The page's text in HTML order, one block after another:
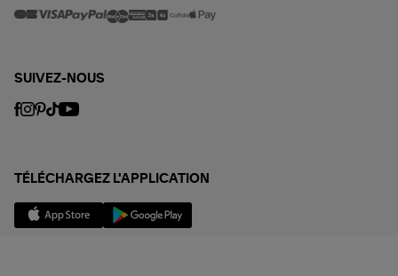
SUIVEZ-NOUS
TÉLÉCHARGEZ L'APPLICATION